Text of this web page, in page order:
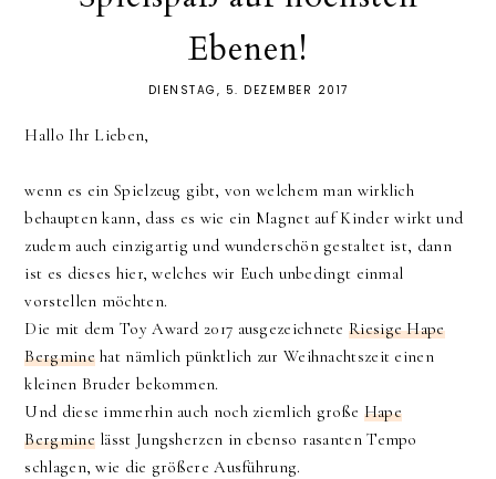
Ebenen!
DIENSTAG, 5. DEZEMBER 2017
Hallo Ihr Lieben,
wenn es ein Spielzeug gibt, von welchem man wirklich
behaupten kann, dass es wie ein Magnet auf Kinder wirkt und
zudem auch einzigartig und wunderschön gestaltet ist, dann
ist es dieses hier, welches wir Euch unbedingt einmal
vorstellen möchten.
Die mit dem Toy Award 2017 ausgezeichneteRiesige Hape
Bergminehat nämlich pünktlich zur Weihnachtszeit einen
kleinen Bruder bekommen.
Und diese immerhin auch noch ziemlich große Hape
Bergminelässt Jungsherzen in ebenso rasanten Tempo
schlagen, wie die größere Ausführung.